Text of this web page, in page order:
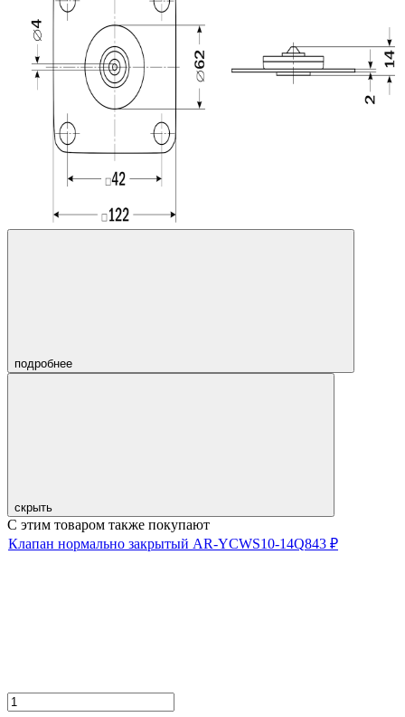
подробнее
скрыть
С этим товаром также покупают
Клапан нормально закрытый AR-YCWS10-14Q843 ₽